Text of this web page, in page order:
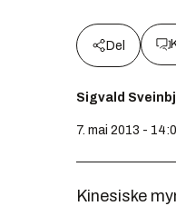
Del
Sigvald
7. mai 2013 -
Kinesiske